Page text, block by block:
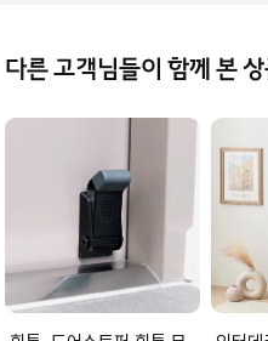
다른 고객님들이 함께 본